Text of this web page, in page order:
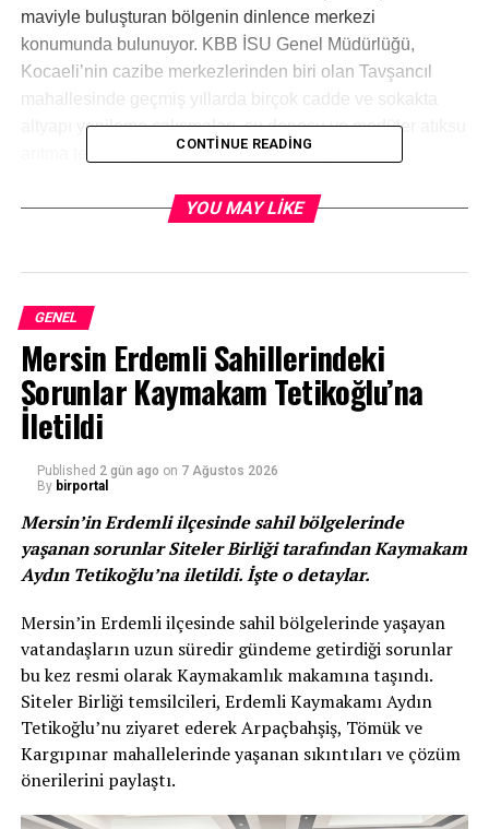
maviyle buluşturan bölgenin dinlence merkezi
konumunda bulunuyor. KBB İSU Genel Müdürlüğü,
Kocaeli’nin cazibe merkezlerinden biri olan Tavşancıl
mahallesinde geçmiş yıllarda birçok cadde ve sokakta
altyapı yenileme çalışmaları, su deposu ve modüler atıksu
arıtma tesisi inşa ederek bölgenin ve yaşayan
Soylu ve Hayat sokaklar ile çevresinde içme suyu ve
tarafından belirtilen sokaklarda devam eden altyapı
yenileme çalışmaları kapsamında; 300 mm çapında beton
boru kullanılarak toplamda 2000 metre uzunluğunda
boru kullanılarak ta 1000 metre uzunluğunda yeni içme
ÇALIŞMALAR DEVAM EDİYOR
Kocaeli genelinde altyapı ve üstyapı çalışmalarını
İSU Genel Müdürlüğü, vatandaşların hizmetine kaliteli,
kesintisiz ve sağlıklı altyapı hizmetini sunmaya devam
Kaynak: (BYZHA) – Beyaz Haber Ajansı
RELATED TOPICS:
CONTINUE READING
YOU MAY LIKE
GENEL
Mersin Erdemli Sahillerindeki
Sorunlar Kaymakam Tetikoğlu’na
İletildi
Published 2 gün ago on 7 Ağustos 2026
By birportal
Mersin’in Erdemli ilçesinde sahil bölgelerinde
yaşanan sorunlar Siteler Birliği tarafından Kaymakam
Aydın Tetikoğlu’na iletildi. İşte o detaylar.
Mersin’in Erdemli ilçesinde sahil bölgelerinde yaşayan
vatandaşların uzun süredir gündeme getirdiği sorunlar
bu kez resmi olarak Kaymakamlık makamına taşındı.
Siteler Birliği temsilcileri, Erdemli Kaymakamı Aydın
Tetikoğlu’nu ziyaret ederek Arpaçbahşiş, Tömük ve
Kargıpınar mahallelerinde yaşanan sıkıntıları ve çözüm
önerilerini paylaştı.